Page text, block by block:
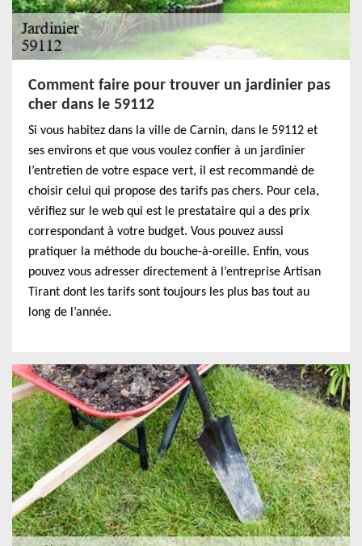
Comment faire pour trouver un jardinier pas
cher dans le 59112
Si vous habitez dans la ville de Carnin, dans le 59112 et
ses environs et que vous voulez confier à un jardinier
l’entretien de votre espace vert, il est recommandé de
choisir celui qui propose des tarifs pas chers. Pour cela,
vérifiez sur le web qui est le prestataire qui a des prix
correspondant à votre budget. Vous pouvez aussi
pratiquer la méthode du bouche-à-oreille. Enfin, vous
pouvez vous adresser directement à l’entreprise Artisan
Tirant dont les tarifs sont toujours les plus bas tout au
long de l’année.